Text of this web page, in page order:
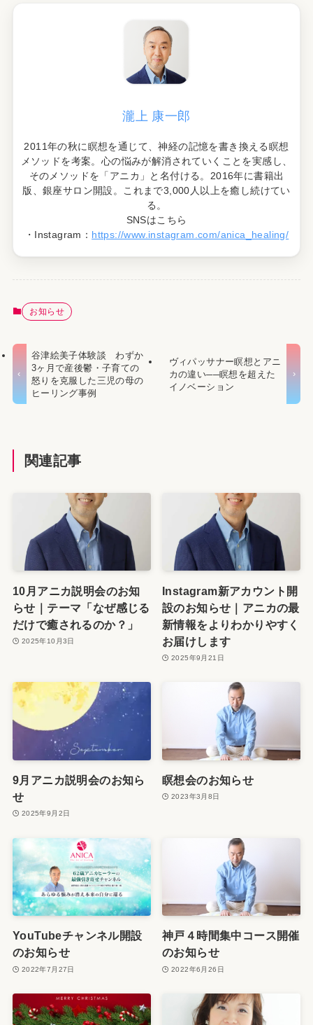
瀧上 康一郎
2011年の秋に瞑想を通じて、神経の記憶を書き換える瞑想
メソッドを考案。心の悩みが解消されていくことを実感し、
そのメソッドを「アニカ」と名付ける。2016年に書籍出
版、銀座サロン開設。これまで3,000人以上を癒し続けてい
る。
SNSはこちら
・Instagram： https://www.instagram.com/anica_healing/
お知らせ
谷津絵美子体験談 わずか
3ヶ月で産後鬱・子育ての
怒りを克服した三児の母の
ヒーリング事例
ヴィパッサナー瞑想とアニ
カの違い──瞑想を超えた
イノベーション
関連記事
10月アニカ説明会のお知
らせ｜テーマ「なぜ感じる
だけで癒されるのか？」
2025年10月3日
Instagram新アカウント開
設のお知らせ｜アニカの最
新情報をよりわかりやすく
お届けします
2025年9月21日
9月アニカ説明会のお知ら
せ
2025年9月2日
瞑想会のお知らせ
2023年3月8日
YouTubeチャンネル開設
のお知らせ
2022年7月27日
神戸４時間集中コース開催
のお知らせ
2022年6月26日